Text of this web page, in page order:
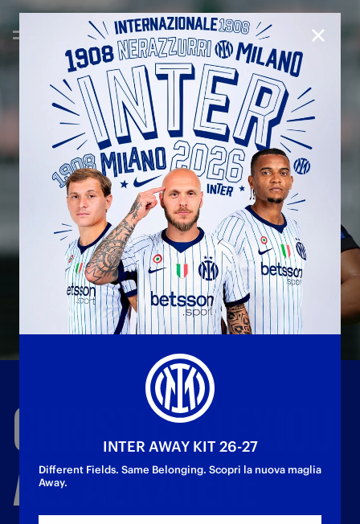
CHRISTOSALEXIOU
ALL'AEKATENE
INTER AWAY KIT 26-27
Different Fields. Same Belonging. Scopri la nuova maglia
Away.